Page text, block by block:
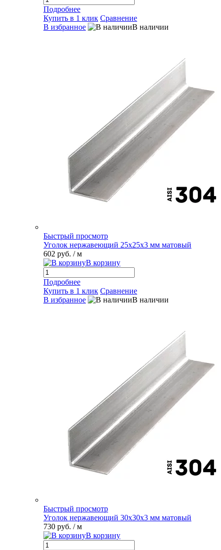
Подробнее
Купить в 1 клик Сравнение
В избранное
В наличии
Быстрый просмотр
Уголок нержавеющий 25х25х3 мм матовый
602 руб. / м
В корзину
Подробнее
Купить в 1 клик Сравнение
В избранное
В наличии
Быстрый просмотр
Уголок нержавеющий 30х30х3 мм матовый
730 руб. / м
В корзину